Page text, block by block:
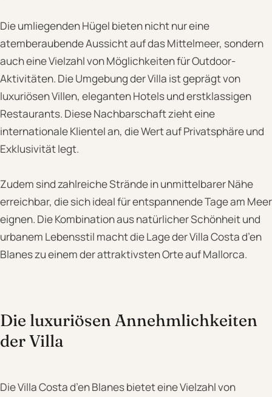
Die umliegenden Hügel bieten nicht nur eine
atemberaubende Aussicht auf das Mittelmeer, sondern
auch eine Vielzahl von Möglichkeiten für Outdoor-
Aktivitäten. Die Umgebung der Villa ist geprägt von
luxuriösen Villen, eleganten Hotels und erstklassigen
Restaurants. Diese Nachbarschaft zieht eine
internationale Klientel an, die Wert auf Privatsphäre und
Exklusivität legt.
Zudem sind zahlreiche Strände in unmittelbarer Nähe
erreichbar, die sich ideal für entspannende Tage am Meer
eignen. Die Kombination aus natürlicher Schönheit und
urbanem Lebensstil macht die Lage der Villa Costa d’en
Blanes zu einem der attraktivsten Orte auf Mallorca.
Die luxuriösen Annehmlichkeiten
der Villa
Die Villa Costa d’en Blanes bietet eine Vielzahl von